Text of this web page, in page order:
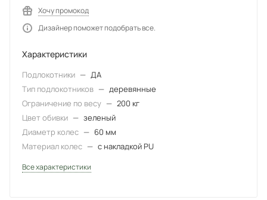
Хочу промокод
Дизайнер поможет подобрать все.
Характеристики
Подлокотники — ДА
Тип подлокотников — деревянные
Ограничение по весу — 200 кг
Цвет обивки — зеленый
Диаметр колес — 60 мм
Материал колес — с накладкой PU
Все характеристики